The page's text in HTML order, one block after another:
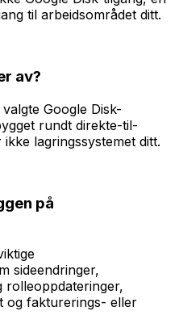
til arbeidsområdet ditt.
av?
Google Disk-
rundt direkte-til-
lagringssystemet ditt.
på
sideendringer,
rolleoppdateringer,
og fakturerings- eller